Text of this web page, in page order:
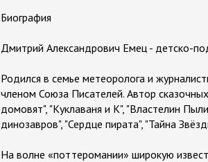
Биография
Дмитрий Александрович Емец - детско-
Родился в семье метеоролога и
членом Союза Писателей. Автор
домовят", "Куклаваня и К", "Властелин
динозавров", "Сердце пирата", "Тайна
На волне «поттеромании» широкую